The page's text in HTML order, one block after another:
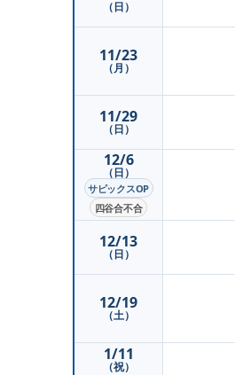
（日）
11/23
（月）
11/29
（日）
12/6
（日）
サピックスOP
四谷合不合
12/13
（日）
12/19
（土）
1/11
（祝）